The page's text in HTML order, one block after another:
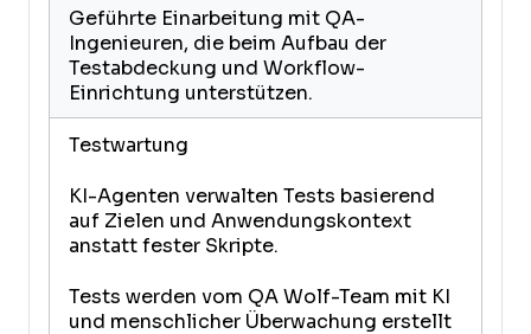
Geführte Einarbeitung mit QA-
Ingenieuren, die beim Aufbau der
Testabdeckung und Workflow-
Einrichtung unterstützen.
Testwartung
KI-Agenten verwalten Tests basierend
auf Zielen und Anwendungskontext
anstatt fester Skripte.
Tests werden vom QA Wolf-Team mit KI
und menschlicher Überwachung erstellt